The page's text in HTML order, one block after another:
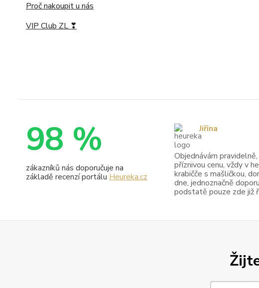
Proč nakoupit u nás
VIP Club ZL ❣
98 %
zákazníků nás doporučuje na
základě recenzí portálu Heureka.cz
Objednávám
příznivou cenu, vždy v
krabičče s mašličkou,
dne, jednoznačně
podstatě pouze zde již
Jiřina